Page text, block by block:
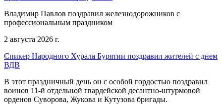
Владимир Павлов поздравил железнодорожников с
профессиональным праздником
2 августа 2026 г.
Спикер Народного Хурала Бурятии поздравил жителей с днем
ВДВ
В этот праздничный день он с особой гордостью поздравил
воинов 11-й отдельной гвардейской десантно-штурмовой
орденов Суворова, Жукова и Кутузова бригады.